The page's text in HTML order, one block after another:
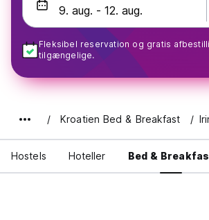
Fleksibel reservation og gratis
tilgængelige.
Kroatien Bed & Breakfast
Hostels Hoteller Bed &